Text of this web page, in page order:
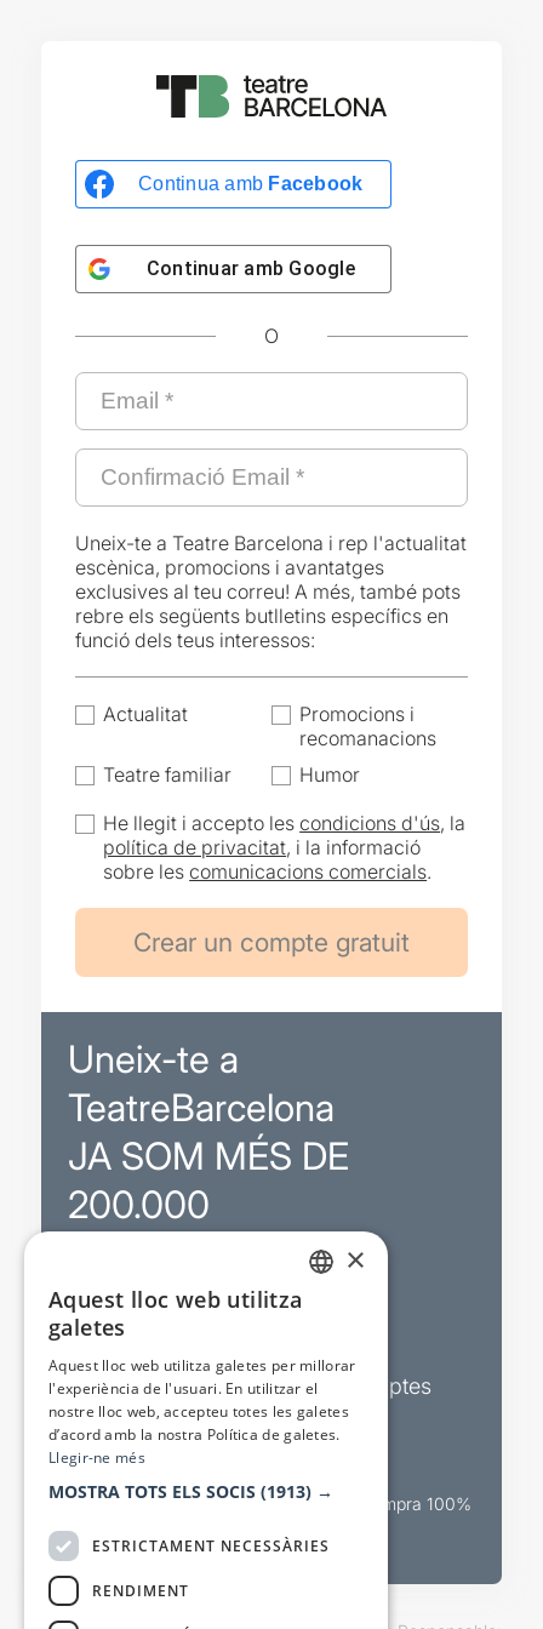
Continua amb Facebook
Continuar amb Google
O
Uneix-te a Teatre Barcelona i rep l'actualitat
escènica, promocions i avantatges
exclusives al teu correu! A més, també pots
rebre els següents butlletins específics en
funció dels teus interessos:
Actualitat
Promocions i
recomanacions
Teatre familiar
Humor
He llegit i accepto lescondicions d'ús, la
política de privacitat, i la informació
sobre lescomunicacions comercials.
Uneix-te a
TeatreBarcelona
JA SOM MÉS DE
200.000
Sortejos exclusius
Butlletins d’actualitat i descomptes
Valora espectacles
Canal oficial de venda teatral Compra 100%
×
Aquest lloc web utilitza
galetes
Aquest lloc web utilitza galetes per millorar
l'experiència de l'usuari. En utilitzar el
nostre lloc web, accepteu totes les galetes
d’acord amb la nostra Política de galetes.
Llegir-ne més
MOSTRA TOTS ELS SOCIS (1913) →
ESTRICTAMENT NECESSÀRIES
RENDIMENT